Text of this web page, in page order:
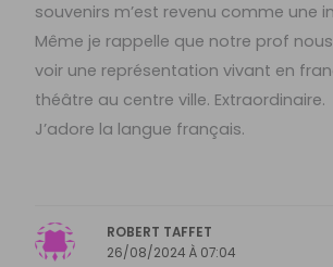
souvenirs m’est revenu comme une
Même je rappelle que notre prof
voir une représentation vivant en
théâtre au centre ville. Extraordinaire.
J’adore la langue français.
ROBERT TAFFET
26/08/2024 À 07:04